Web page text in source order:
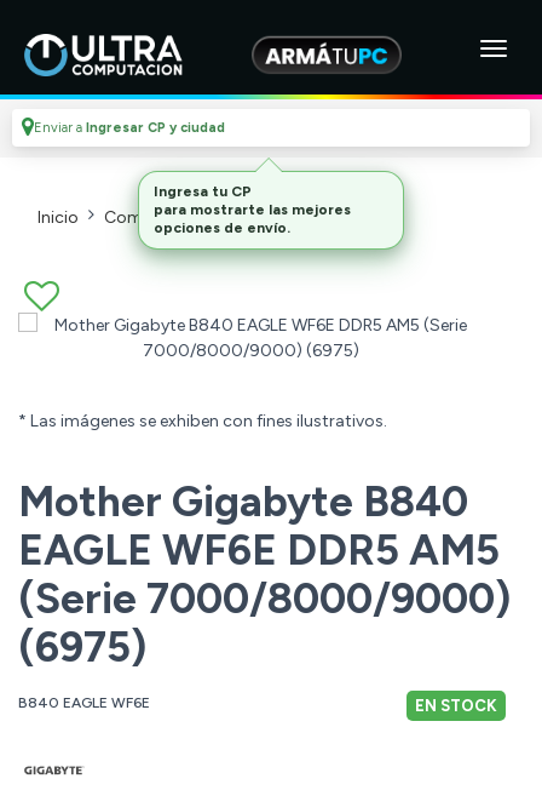
Enviar a Ingresar CP y ciudad
Inicio Componentes De Pc Motherboards
* Las imágenes se exhiben con fines ilustrativos.
Mother Gigabyte B840
EAGLE WF6E DDR5 AM5
(Serie 7000/8000/9000)
(6975)
B840 EAGLE WF6E EN STOCK
Ingresa tu CP
para mostrarte las mejores
opciones de envío.